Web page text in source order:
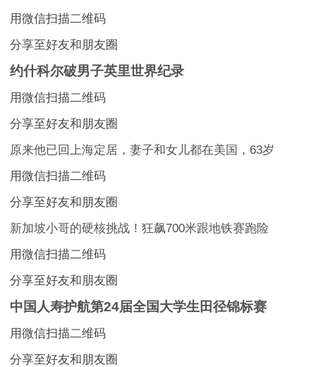
用微信扫描二维码
分享至好友和朋友圈
约什科尔破男子英里世界纪录
用微信扫描二维码
分享至好友和朋友圈
原来他已回上海定居，妻子和女儿都在美国，63岁
用微信扫描二维码
分享至好友和朋友圈
新加坡小哥的硬核挑战！狂飙700米跟地铁赛跑险
用微信扫描二维码
分享至好友和朋友圈
中国人寿护航第24届全国大学生田径锦标赛
用微信扫描二维码
分享至好友和朋友圈